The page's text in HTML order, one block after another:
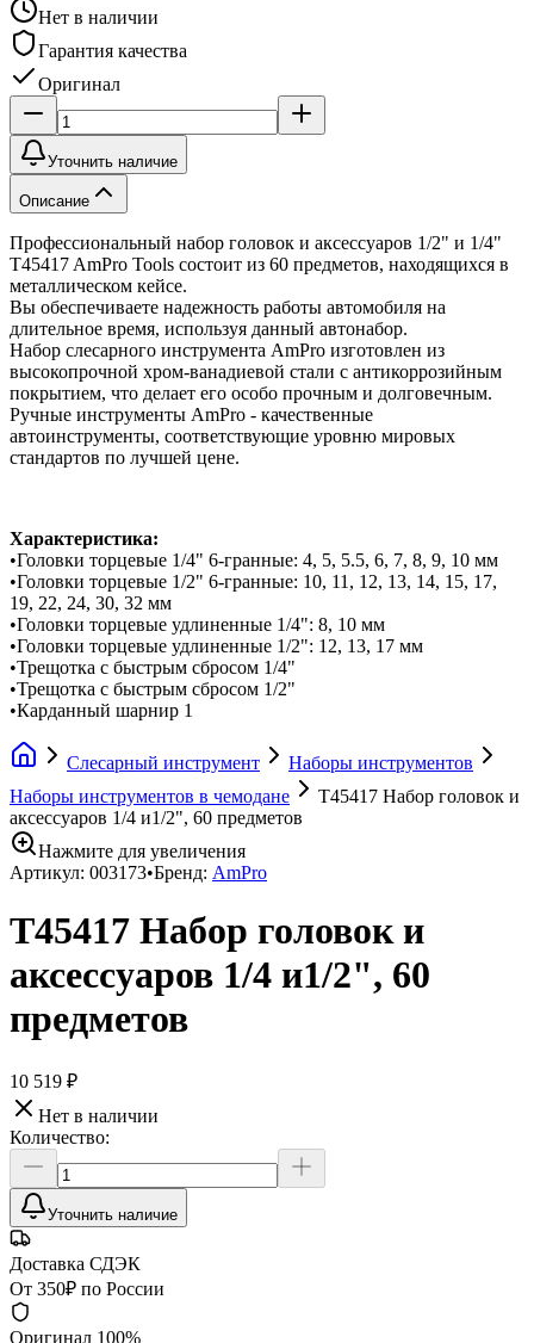
Нет в наличии
Гарантия качества
Оригинал
Уточнить наличие
Описание
Профессиональный набор головок и аксессуаров 1/2" и 1/4"
T45417 AmPro Tools состоит из 60 предметов, находящихся в
металлическом кейсе.
Вы обеспечиваете надежность работы автомобиля на
длительное время, используя данный автонабор.
Набор слесарного инструмента AmPro изготовлен из
высокопрочной хром-ванадиевой стали с антикоррозийным
покрытием, что делает его особо прочным и долговечным.
Ручные инструменты AmPro - качественные
автоинструменты, соответствующие уровню мировых
стандартов по лучшей цене.
Характеристика:
•Головки торцевые 1/4" 6-гранные: 4, 5, 5.5, 6, 7, 8, 9, 10 мм
•Головки торцевые 1/2" 6-гранные: 10, 11, 12, 13, 14, 15, 17,
19, 22, 24, 30, 32 мм
•Головки торцевые удлиненные 1/4": 8, 10 мм
•Головки торцевые удлиненные 1/2": 12, 13, 17 мм
•Трещотка с быстрым сбросом 1/4"
•Трещотка с быстрым сбросом 1/2"
•Карданный шарнир 1
Слесарный инструмент
Наборы инструментов
Наборы инструментов в чемодане
T45417 Набор головок и
аксессуаров 1/4 и1/2", 60 предметов
Нажмите для увеличения
Артикул: 003173•Бренд: AmPro
T45417 Набор головок и
аксессуаров 1/4 и1/2", 60
предметов
10 519 ₽
Нет в наличии
Количество:
Уточнить наличие
Доставка СДЭК
От 350₽ по России
Оригинал 100%